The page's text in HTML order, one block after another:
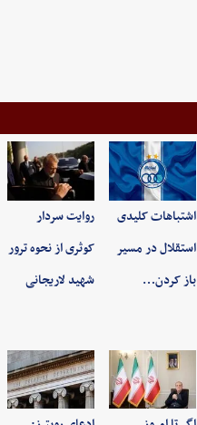
اشتباهات کلیدی
استقلال در مسیر
باز کردن…
روایت سردار
کوثری از نحوه ترور
شهید لاریجانی